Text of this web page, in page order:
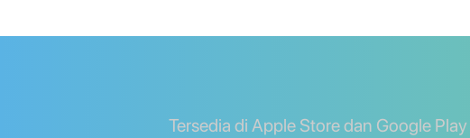
Tersedia di Apple Store dan Google Play